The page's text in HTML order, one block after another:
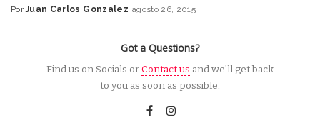
Posted
Por Juan Carlos Gonzalez agosto 26, 2015
Got a Questions?
Find us on Socials orContact us and we’ll get back
to you as soon as possible.